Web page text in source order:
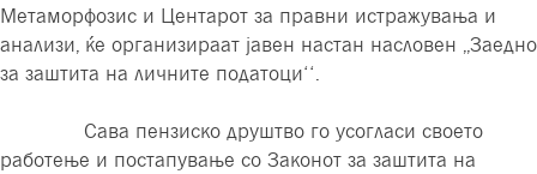
Метаморфозис и Центарот за правни истражувања и
анализи, ќе организираат јавен настан насловен ,,Заедно
за заштита на личните податоци‘‘.
Сава пензиско друштво го усогласи своето
работење и постапување со Законот за заштита на